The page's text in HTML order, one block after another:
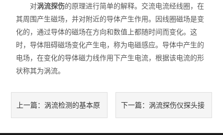
对涡流探伤的原理进行简单的解释。交流电流经线圈，在
其周围产生磁场，并对附近的导体产生作用。因线圈磁场是变
化的，通过导体的磁场在方向和数值上都随时间而变化。这
时，导体阻碍磁场变化产生电，称为电磁感应。导体中产生的
电场，在变化的导体磁力线作用下产生电流，根据该电流的形
状称其为涡流。
上一篇：涡流检测的基本原 下一篇： 涡流探伤仪探头接